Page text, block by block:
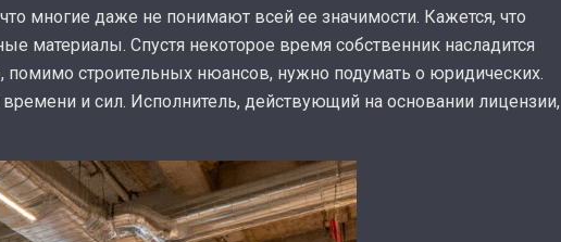
многие даже не понимают всей ее значимости. Кажется, что
материалы. Спустя некоторое время собственник насладится
строительных нюансов, нужно подумать о юридических.
и сил. Исполнитель, действующий на основании лицензии,